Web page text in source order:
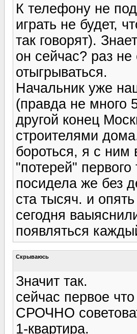
К телефону не
играть не будет,
так говорят).
он сейчас? раз
отыгрываться.
Начальник уже
(правда не много
другой конец
строителями
бороться, я с ним
"потерей"
посидела же без
ста тысяч. и
сегодня
появляться
Скрываюсь
Значит так.
сейчас первое
СРОЧНО
1-квартира.